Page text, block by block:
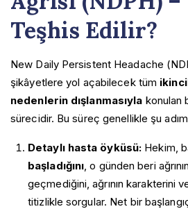
Teşhis Edilir?
New Daily Persistent Headache
şikâyetlere yol açabilecek tüm
nedenlerin dışlanmasıyla konulan
sürecidir. Bu süreç genellikle şu
Detaylı hasta öyküsü: Hekim,
başladığını , o günden beri
geçmediğini, ağrının karakterini
titizlikle sorgular. Net bir